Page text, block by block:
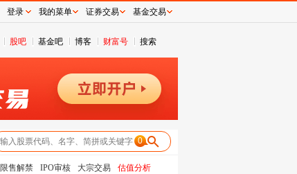
股吧 基金吧 博客 财富号 搜索
0
限售解禁 IPO审核 大宗交易 估值分析
登录 我的菜单 证券交易 基金交易